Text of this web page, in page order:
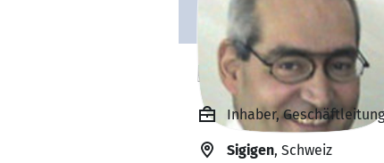
Franz
Inhaber,
Sigigen, Schweiz